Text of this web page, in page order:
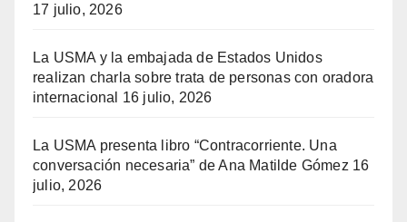
17 julio, 2026
La USMA y la embajada de Estados Unidos
realizan charla sobre trata de personas con oradora
internacional
16 julio, 2026
La USMA presenta libro “Contracorriente. Una
conversación necesaria” de Ana Matilde Gómez 16
julio, 2026